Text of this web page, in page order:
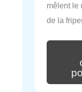
mêlent le
de la